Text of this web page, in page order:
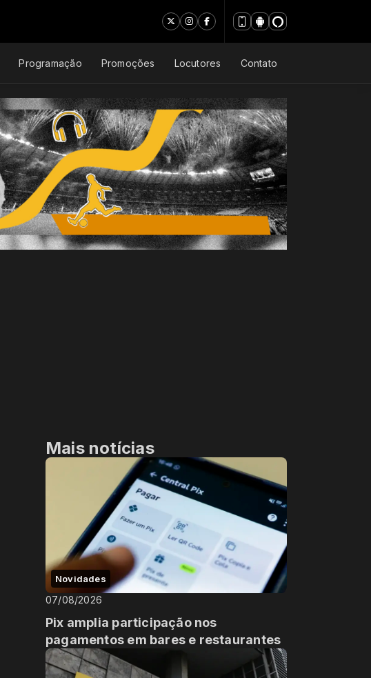
Programação Promoções Locutores Contato
Mais notícias
Novidades
07/08/2026
Pix amplia participação nos
pagamentos em bares e restaurantes